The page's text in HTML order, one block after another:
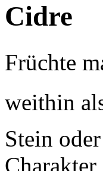
Cidre
Früchte
weithin
Stein